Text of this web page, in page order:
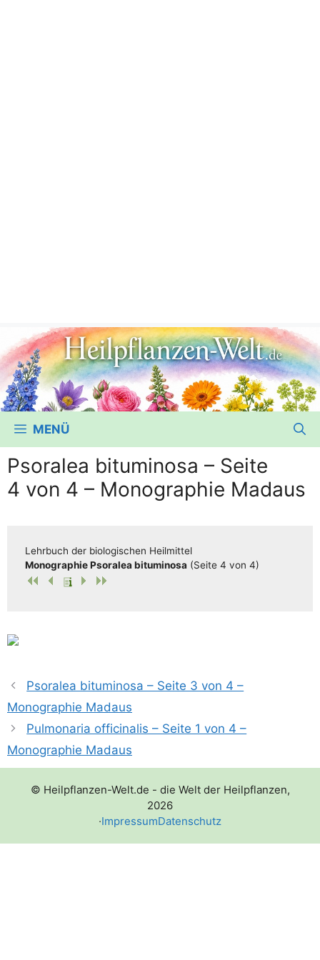
MENÜ
Psoralea bituminosa – Seite
4 von 4 – Monographie Madaus
Lehr­buch der bio­lo­gi­schen Heilmittel
Mono­gra­phie Psora­lea bitu­mi­no­sa (Sei­te 4 von 4)
Psoralea bituminosa – Seite 3 von 4 –
Monographie Madaus
Pulmonaria officinalis – Seite 1 von 4 –
Monographie Madaus
© Heilpflanzen-Welt.de - die Welt der Heilpflanzen,
2026
·ImpressumDatenschutz